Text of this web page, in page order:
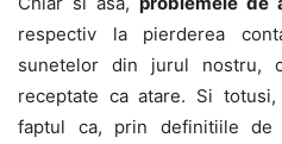
respectiv la pierderea
sunetelor din jurul nostru,
receptate ca atare. Si
faptul ca, prin definitiile de